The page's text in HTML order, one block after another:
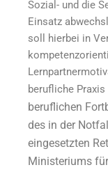
Sozial- und die
Einsatz
soll hierbei in
berufliche
beruflichen
des in der
eingesetzten
Ministeriums